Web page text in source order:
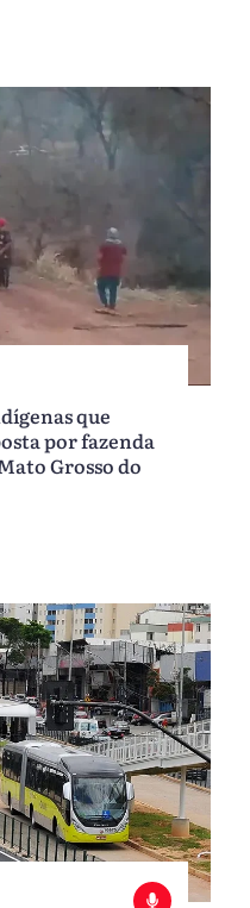
que
por fazenda
Grosso do